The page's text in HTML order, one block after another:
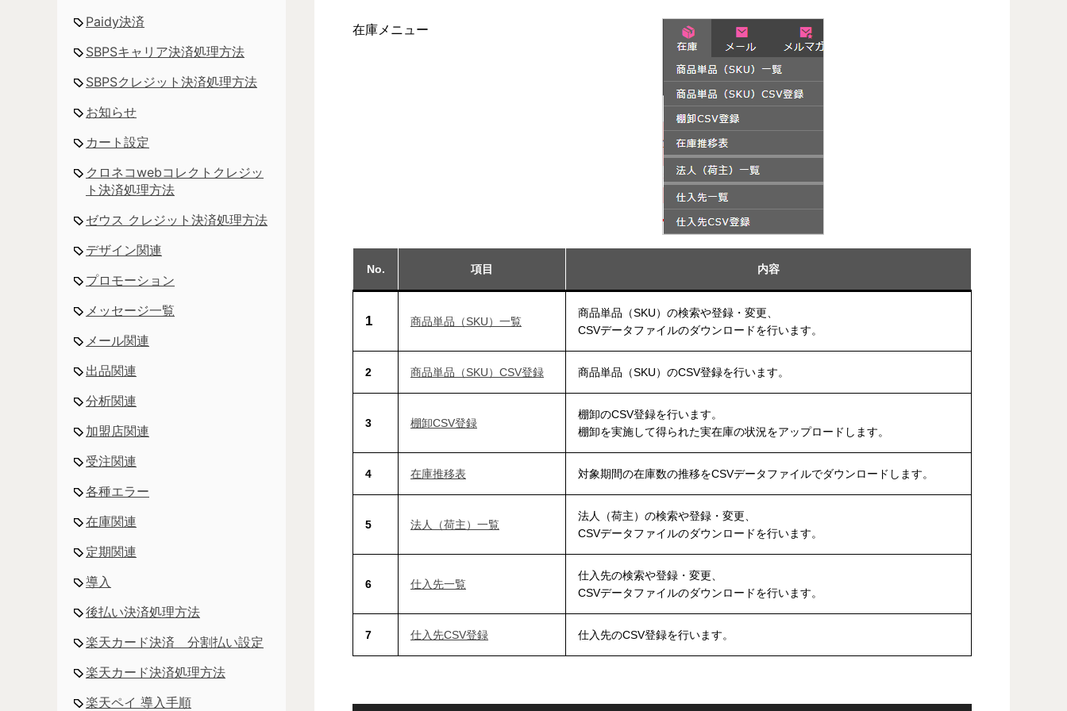
在庫メニュー
No. 項目 内容
1 商品単品（SKU）一覧
商品単品（SKU）の検索や登録・変更、
CSVデータファイルのダウンロードを行います。
2 商品単品（SKU）CSV登録 商品単品（SKU）のCSV登録を行います。
3 棚卸CSV登録
棚卸のCSV登録を行います。
棚卸を実施して得られた実在庫の状況をアップロードします。
4 在庫推移表 対象期間の在庫数の推移をCSVデータファイルでダウンロードします。
5 法人（荷主）一覧
法人（荷主）の検索や登録・変更、
CSVデータファイルのダウンロードを行います。
6 仕入先一覧
仕入先の検索や登録・変更、
CSVデータファイルのダウンロードを行います。
7 仕入先CSV登録 仕入先のCSV登録を行います。
Paidy決済
SBPSキャリア決済処理方法
SBPSクレジット決済処理方法
お知らせ
カート設定
クロネコwebコレクトクレジッ
ト決済処理方法
ゼウス クレジット決済処理方法
デザイン関連
プロモーション
メッセージ一覧
メール関連
出品関連
分析関連
加盟店関連
受注関連
各種エラー
在庫関連
定期関連
導入
後払い決済処理方法
楽天カード決済 分割払い設定
楽天カード決済処理方法
楽天ペイ 導入手順